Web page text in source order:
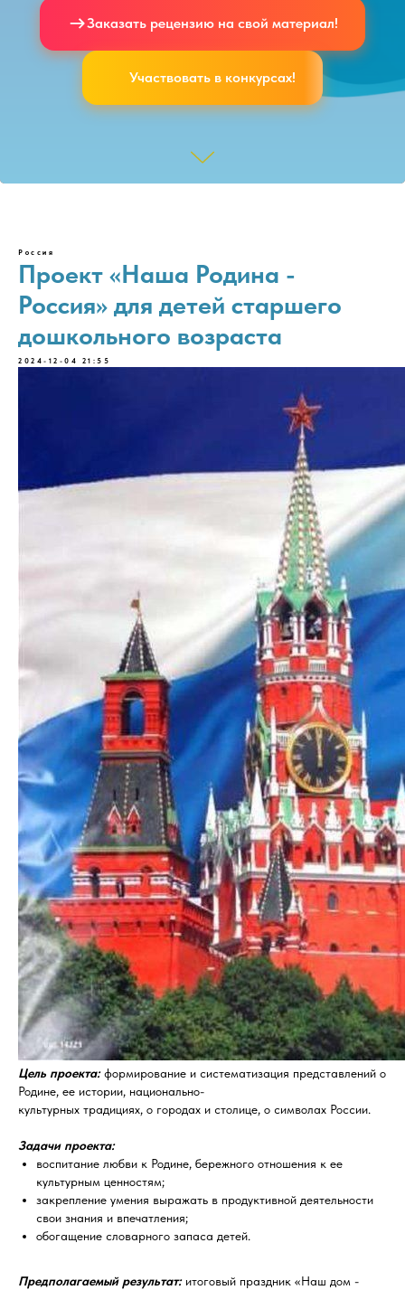
Заказать рецензию на свой материал!
Участвовать в конкурсах!
Россия
Проект «Наша Родина -
Россия» для детей старшего
дошкольного возраста
2024-12-04 21:55
Цель проекта: формирование и систематизация представлений о
Родине, ее истории, национально-
культурных традициях, о городах и столице, о символах России.
Задачи проекта:
воспитание любви к Родине, бережного отношения к ее
культурным ценностям;
закрепление умения выражать в продуктивной деятельности
свои знания и впечатления;
обогащение словарного запаса детей.
Предполагаемый результат: итоговый праздник «Наш дом -